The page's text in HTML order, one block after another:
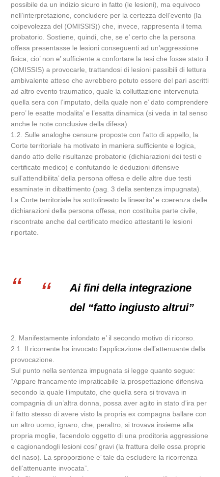
possibile da un indizio sicuro in fatto (le lesioni), ma equivoco
nell’interpretazione, concludere per la certezza dell’evento (la
colpevolezza del (OMISSIS)) che, invece, rappresenta il tema
probatorio. Sostiene, quindi, che, se e’ certo che la persona
offesa presentasse le lesioni conseguenti ad un’aggressione
fisica, cio’ non e’ sufficiente a confortare la tesi che fosse stato il
(OMISSIS) a provocarle, trattandosi di lesioni passibili di lettura
ambivalente atteso che avrebbero potuto essere del pari ascritti
ad altro evento traumatico, quale la colluttazione intervenuta
quella sera con l’imputato, della quale non e’ dato comprendere
pero’ le esatte modalita’ e l’esatta dinamica (si veda in tal senso
anche le note conclusive della difesa).
1.2. Sulle analoghe censure proposte con l’atto di appello, la
Corte territoriale ha motivato in maniera sufficiente e logica,
dando atto delle risultanze probatorie (dichiarazioni dei testi e
certificato medico) e confutando le deduzioni difensive
sull’attendibilita’ della persona offesa e delle altre due testi
esaminate in dibattimento (pag. 3 della sentenza impugnata).
La Corte territoriale ha sottolineato la linearita’ e coerenza delle
dichiarazioni della persona offesa, non costituita parte civile,
riscontrate anche dal certificato medico attestanti le lesioni
riportate.
Ai fini della integrazione
del “fatto ingiusto altrui”
2. Manifestamente infondato e’ il secondo motivo di ricorso.
2.1. Il ricorrente ha invocato l’applicazione dell’attenuante della
provocazione.
Sul punto nella sentenza impugnata si legge quanto segue:
“Appare francamente impraticabile la prospettazione difensiva
secondo la quale l’imputato, che quella sera si trovava in
compagnia di un’altra donna, possa aver agito in stato d’ira per
il fatto stesso di avere visto la propria ex compagna ballare con
un altro uomo, ignaro, che, peraltro, si trovava insieme alla
propria moglie, facendolo oggetto di una proditoria aggressione
e cagionandogli lesioni cosi’ gravi (la frattura delle ossa proprie
del naso). La sproporzione e’ tale da escludere la ricorrenza
dell’attenuante invocata”.